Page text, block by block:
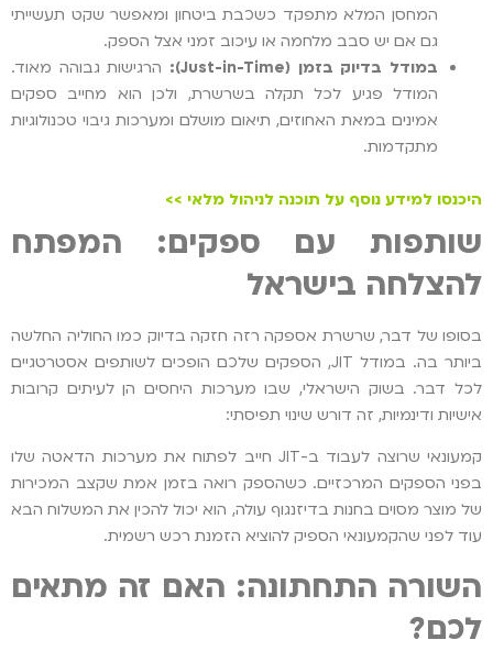
המחסן המלא מתפקד כשכבת ביטחון ומאפשר שקט תעשייתי
גם אם יש סבב מלחמה או עיכוב זמני אצל הספק.
במודל בדיוק בזמן (Just-in-Time
): הרגישות גבוהה מאוד.
המודל פגיע לכל תקלה בשרשרת, ולכן הוא מחייב ספקים
אמינים במאת האחוזים, תיאום מושלם ומערכות גיבוי טכנולוגיות
מתקדמות.
היכנסו למידע נוסף על תוכנה לניהול מלאי >>
שותפות עם ספקים: המפתח
להצלחה בישראל
בסופו של דבר, שרשרת אספקה רזה חזקה בדיוק כמו החוליה החלשה
ביותר בה. במודל JIT, הספקים שלכם הופכים לשותפים אסטרטגיים
לכל דבר. בשוק הישראלי, שבו מערכות היחסים הן לעיתים קרובות
אישיות ודינמיות, זה דורש שינוי תפיסתי:
קמעונאי שרוצה לעבוד ב-JIT חייב לפתוח את מערכות הדאטה שלו
בפני הספקים המרכזיים. כשהספק רואה בזמן אמת שקצב המכירות
של מוצר מסוים בחנות בדיזנגוף עולה, הוא יכול להכין את המשלוח הבא
עוד לפני שהקמעונאי הספיק להוציא הזמנת רכש רשמית.
השורה התחתונה: האם זה מתאים
לכם?